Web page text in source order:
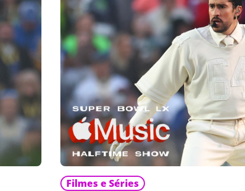
Filmes e Séries